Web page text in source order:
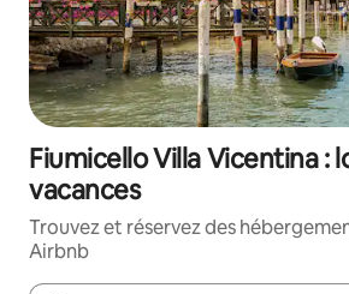
Fiumicello Villa Vicentina :
vacances
Trouvez et réservez des
Airbnb